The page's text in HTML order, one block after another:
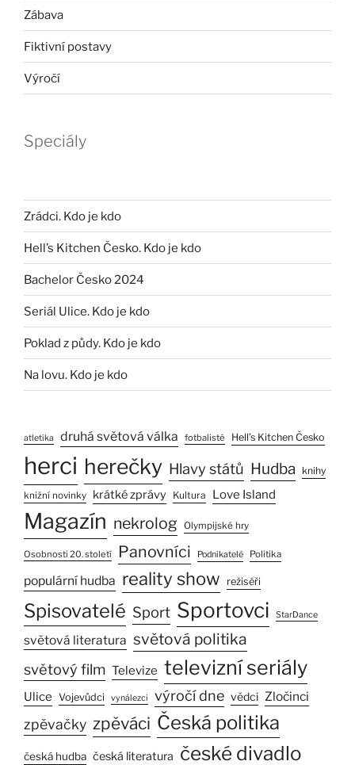
Zábava
Fiktivní postavy
Výročí
Speciály
Zrádci. Kdo je kdo
Hell’s Kitchen Česko. Kdo je kdo
Bachelor Česko 2024
Seriál Ulice. Kdo je kdo
Poklad z půdy. Kdo je kdo
Na lovu. Kdo je kdo
atletika druhá světová válka fotbalisté Hell’s Kitchen Česko
herci herečky Hlavy států Hudba knihy
knižní novinky krátké zprávy Kultura Love Island
Magazín nekrolog Olympijské hry
Osobnosti 20. století Panovníci Podnikatelé Politika
populární hudba reality show režiséři
Spisovatelé Sport Sportovci StarDance
světová literatura světová politika
světový film Televize televizní seriály
Ulice Vojevůdci vynálezci výročí dne vědci Zločinci
zpěvačky zpěváci Česká politika
česká hudba česká literatura české divadlo